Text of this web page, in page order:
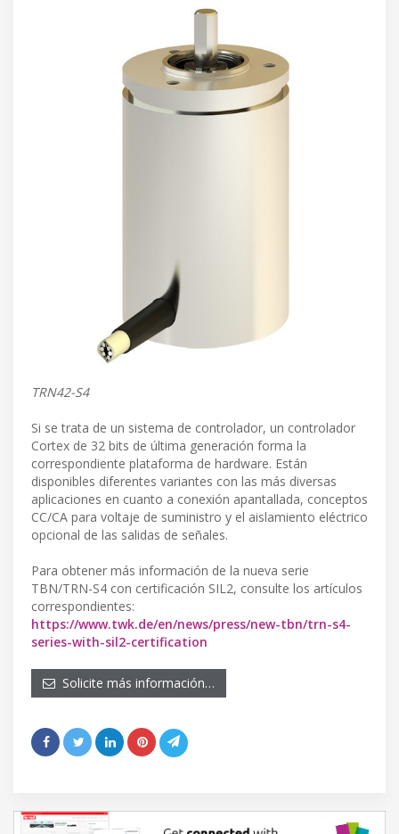
TRN42-S4
Si se trata de un sistema de controlador, un controlador
Cortex de 32 bits de última generación forma la
correspondiente plataforma de hardware. Están
disponibles diferentes variantes con las más diversas
aplicaciones en cuanto a conexión apantallada, conceptos
CC/CA para voltaje de suministro y el aislamiento eléctrico
opcional de las salidas de señales.
Para obtener más información de la nueva serie
TBN/TRN-S4 con certificación SIL2, consulte los artículos
correspondientes:
https://www.twk.de/en/news/press/new-tbn/trn-s4-
series-with-sil2-certification
Solicite más información…